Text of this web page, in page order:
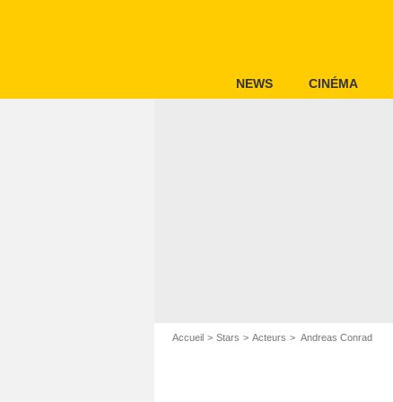
NEWS CINÉMA
Accueil Stars Acteurs Andreas Conrad